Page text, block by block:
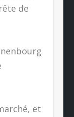
de
et